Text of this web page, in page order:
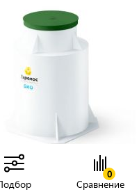
БИО 12
0
Сравнение